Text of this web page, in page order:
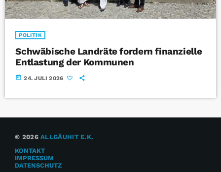
POLITIK
Schwäbische Landräte fordern finanzielle
Entlastung der Kommunen
today 24. JULI 2026
© 2026ALLGÄUHIT E.K.
KONTAKT
IMPRESSUM
DATENSCHUTZ